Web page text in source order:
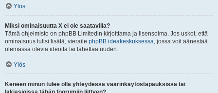
Ylös
Miksi ominaisuutta X ei ole saatavilla?
Tämä ohjelmisto on phpBB Limitedin kirjoittama ja lisensoima. Jos uskot, että
ominaisuus tulisi lisätä, vieraile phpBB ideakeskuksessa, jossa voit äänestää
olemassa olevia ideoita tai lähettää uuden.
Ylös
Keneen minun tulee olla yhteydessä väärinkäytöstapauksissa tai